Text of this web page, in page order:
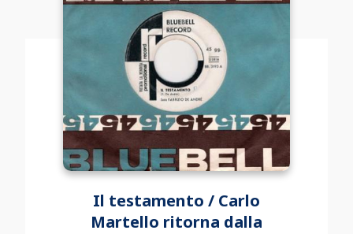
Il testamento / Carlo
Martello ritorna dalla